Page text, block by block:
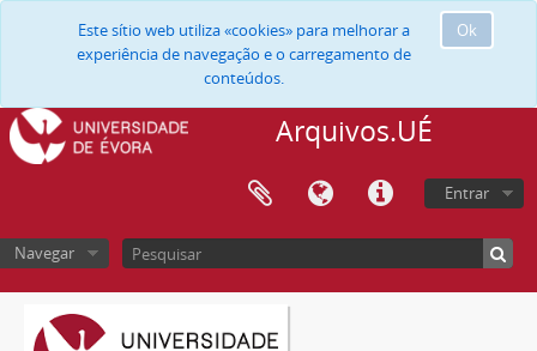
Ok
Este sítio web utiliza «cookies» para melhorar a
experiência de navegação e o carregamento de
conteúdos.
Arquivos.UÉ
Entrar
Navegar